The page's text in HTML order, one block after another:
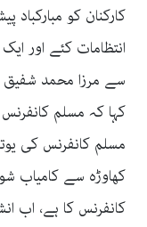
کارکنان کو
انتظامات کئے اور
سے مرزا محمد شفیق
کہا کہ مسلم
مسلم کانفرنس کی
کھاوڑہ سے کامیاب